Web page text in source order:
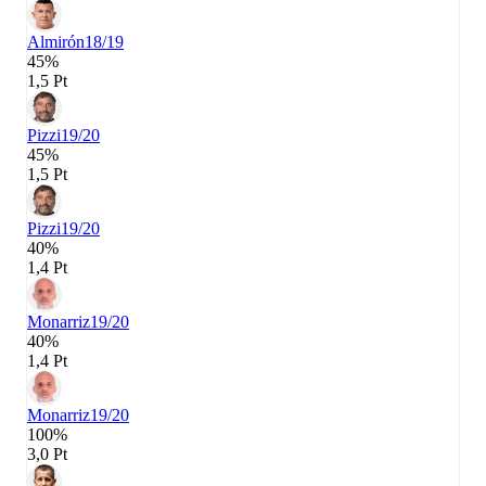
Almirón18/19
45%
1,5 Pt
Pizzi19/20
45%
1,5 Pt
Pizzi19/20
40%
1,4 Pt
Monarriz19/20
40%
1,4 Pt
Monarriz19/20
100%
3,0 Pt